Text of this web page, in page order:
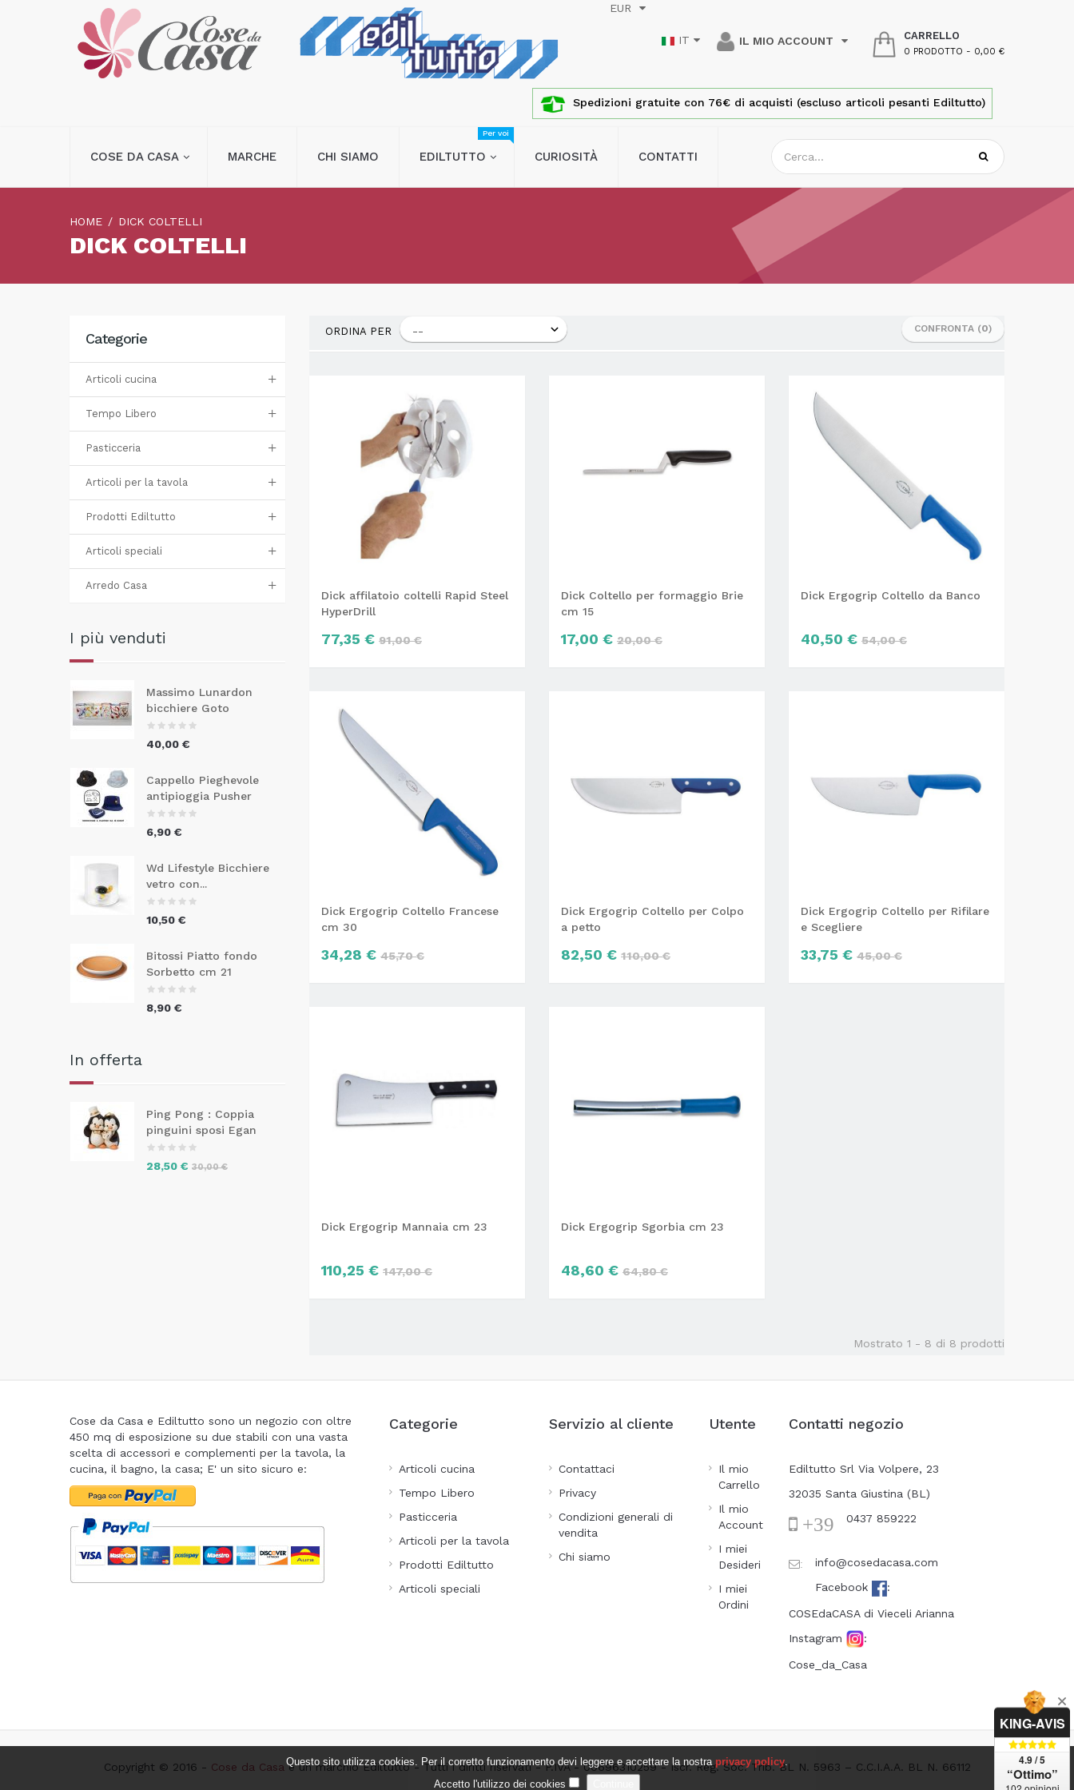
IL MIO ACCOUNT
EUR
IT CARRELLO
0 PRODOTTO - 0,00 €
Spedizioni gratuite con 76€ di acquisti (escluso articoli pesanti Ediltutto)
COSE DA CASA MARCHE CHI SIAMO EDILTUTTO
Per voi
CURIOSITÀ CONTATTI
HOME DICK COLTELLI
DICK COLTELLI
Categorie
Articoli cucina
Tempo Libero
Pasticceria
Articoli per la tavola
Prodotti Ediltutto
Articoli speciali
Arredo Casa
I più venduti
Massimo Lunardon
bicchiere Goto
40,00 €
Cappello Pieghevole
antipioggia Pusher
6,90 €
Wd Lifestyle Bicchiere
vetro con...
10,50 €
Bitossi Piatto fondo
Sorbetto cm 21
8,90 €
In offerta
Ping Pong : Coppia
pinguini sposi Egan
28,50 € 30,00 €
ORDINA PER CONFRONTA (0)
Dick affilatoio coltelli Rapid Steel
HyperDrill
77,35 € 91,00 €
Dick Coltello per formaggio Brie
cm 15
17,00 € 20,00 €
Dick Ergogrip Coltello da Banco
40,50 € 54,00 €
Dick Ergogrip Coltello Francese
cm 30
34,28 € 45,70 €
Dick Ergogrip Coltello per Colpo
a petto
82,50 € 110,00 €
Dick Ergogrip Coltello per Rifilare
e Scegliere
33,75 € 45,00 €
Dick Ergogrip Mannaia cm 23
110,25 € 147,00 €
Dick Ergogrip Sgorbia cm 23
48,60 € 64,80 €
Mostrato 1 - 8 di 8 prodotti
Cose da Casa e Ediltutto sono un negozio con oltre
450 mq di esposizione su due stabili con una vasta
scelta di accessori e complementi per la tavola, la
cucina, il bagno, la casa; E' un sito sicuro e:
Categorie
Articoli cucina
Tempo Libero
Pasticceria
Articoli per la tavola
Prodotti Ediltutto
Articoli speciali
Servizio al cliente
Contattaci
Privacy
Condizioni generali di
vendita
Chi siamo
Utente
Il mio
Carrello
Il mio
Account
I miei
Desideri
I miei
Ordini
Contatti negozio
Ediltutto Srl Via Volpere, 23
32035 Santa Giustina (BL)
+39 0437 859222
:
info@cosedacasa.com
Facebook
:
COSEdaCASA di Vieceli Arianna
Instagram
:
Cose_da_Casa
Copyright © 2016 - Cose da Casaè un marchio Ediltutto - Tutti i diritti riservati - P.IVA - 00696310259 - Iscr. Reg. Soc. Trib. BL N. 5963 – C.C.I.A.A. BL N. 66112
Questo sito utilizza cookies. Per il corretto funzionamento devi leggere e accettare la nostra privacy policy.
Accetto l'utilizzo dei cookies
KING-AVIS
4.9 / 5
“Ottimo”